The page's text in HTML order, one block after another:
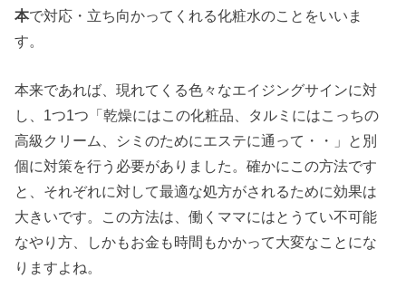
本で対応・立ち向かってくれる化粧水のことをいいま
す。
本来であれば、現れてくる色々なエイジングサインに対
し、1つ1つ「乾燥にはこの化粧品、タルミにはこっちの
高級クリーム、シミのためにエステに通って・・」と別
個に対策を行う必要がありました。確かにこの方法です
と、それぞれに対して最適な処方がされるために効果は
大きいです。この方法は、働くママにはとうてい不可能
なやり方、しかもお金も時間もかかって大変なことにな
りますよね。